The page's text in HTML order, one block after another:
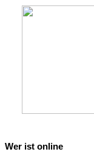
Wer ist online